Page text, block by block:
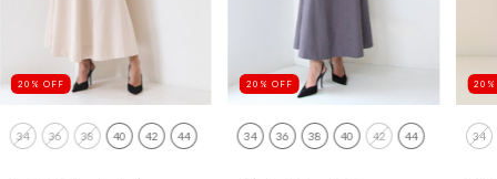
20 % OFF
34 36 38 40 42 44
20 % OFF
34 36 38 40 42 44
20
34